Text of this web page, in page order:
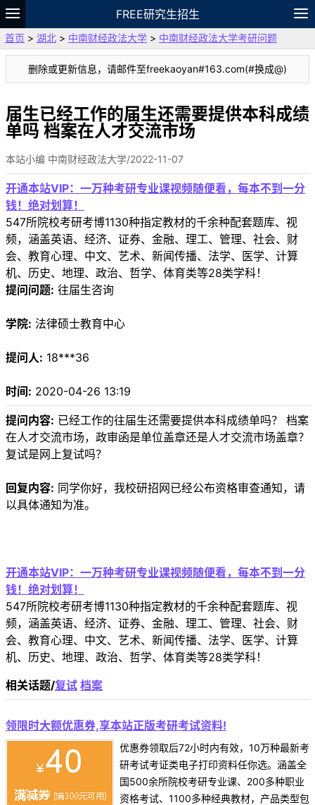
FREE研究生招生
题库
故事 专题 APP 笔记
论坛
VIP
资料
首页 > 湖北 > 中南财经政法大学 > 中南财经政法大学考研问题
删除或更新信息，请邮件至freekaoyan#163.com(#换成@)
届生已经工作的届生还需要提供本科成绩
单吗 档案在人才交流市场
本站小编 中南财经政法大学/2022-11-07
开通本站VIP：一万种考研专业课视频随便看，每本不到一分
钱！绝对划算！
547所院校考研考博1130种指定教材的千余种配套题库、视
频，涵盖英语、经济、证券、金融、理工、管理、社会、财
会、教育心理、中文、艺术、新闻传播、法学、医学、计算
机、历史、地理、政治、哲学、体育类等28类学科！
提问问题: 往届生咨询
学院: 法律硕士教育中心
提问人: 18***36
时间: 2020-04-26 13:19
提问内容: 已经工作的往届生还需要提供本科成绩单吗？ 档案
在人才交流市场，政审函是单位盖章还是人才交流市场盖章？
复试是网上复试吗？
回复内容: 同学你好，我校研招网已经公布资格审查通知，请
以具体通知为准。
开通本站VIP：一万种考研专业课视频随便看，每本不到一分
钱！绝对划算！
547所院校考研考博1130种指定教材的千余种配套题库、视
频，涵盖英语、经济、证券、金融、理工、管理、社会、财
会、教育心理、中文、艺术、新闻传播、法学、医学、计算
机、历史、地理、政治、哲学、体育类等28类学科！
相关话题/复试 档案
领限时大额优惠券,享本站正版考研考试资料!
优惠券领取后72小时内有效，10万种最新考
研考试考证类电子打印资料任你选。涵盖全
国500余所院校考研专业课、200多种职业
资格考试、1100多种经典教材，产品类型包